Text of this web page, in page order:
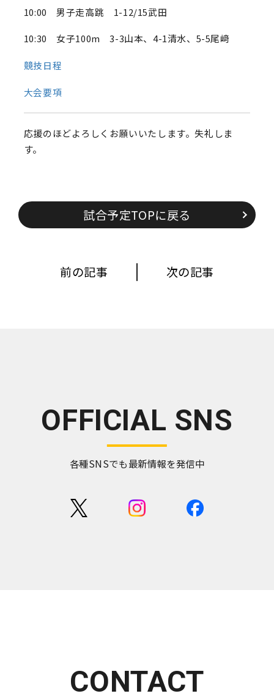
10:00 男子走高跳 1-12/15武田
10:30 女子100m 3-3山本、4-1清水、5-5尾﨑
競技日程
大会要項
応援のほどよろしくお願いいたします。失礼しま
す。
試合予定TOPに戻る
前の記事 次の記事
OFFICIAL SNS
各種SNSでも最新情報を発信中
CONTACT